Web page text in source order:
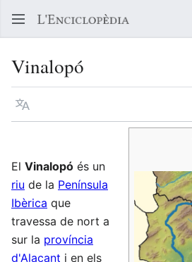
Vinalopó
Llegir en un atre idioma
El Vinalopó és un
riu de la Península
Ibèrica que
travessa de nort a
sur la província
d'Alacant i en els